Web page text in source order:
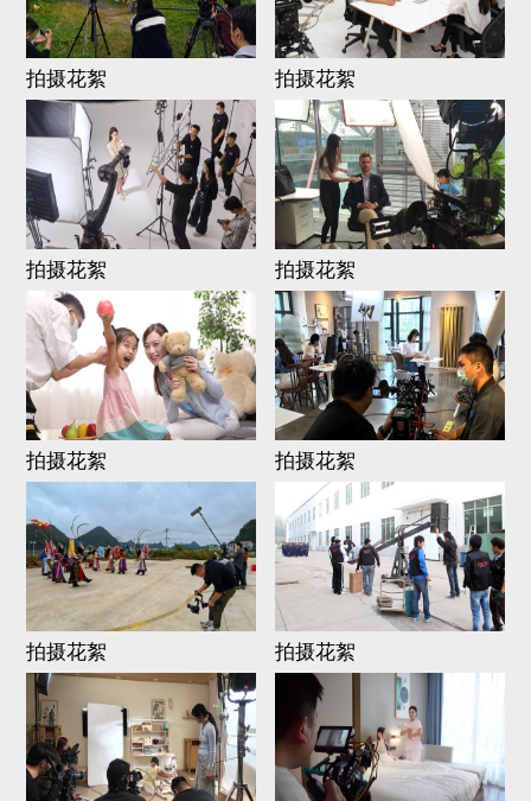
拍摄花絮 拍摄花絮
拍摄花絮 拍摄花絮
拍摄花絮 拍摄花絮
拍摄花絮 拍摄花絮